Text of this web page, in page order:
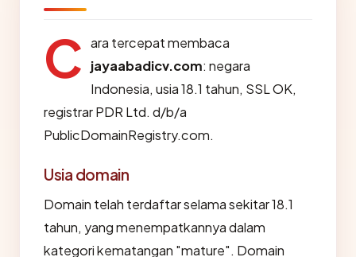
C ara tercepat membaca
jayaabadicv.com: negara
Indonesia, usia 18.1 tahun, SSL OK,
registrar PDR Ltd. d/b/a
PublicDomainRegistry.com.
Usia domain
Domain telah terdaftar selama sekitar 18.1
tahun, yang menempatkannya dalam
kategori kematangan "mature". Domain